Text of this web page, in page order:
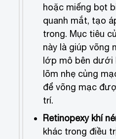
hoặc miếng bọt
quanh mắt, tạo
trong. Mục tiêu
này là giúp võng
lớp mô bên dưới
lõm nhẹ củng
để võng mạc
trí.
Retinopexy khí
khác trong điều